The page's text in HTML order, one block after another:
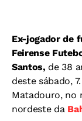
Ex-jogador de
Feirense
Santos, de 38
deste sábado,
Matadouro, no
nordeste da